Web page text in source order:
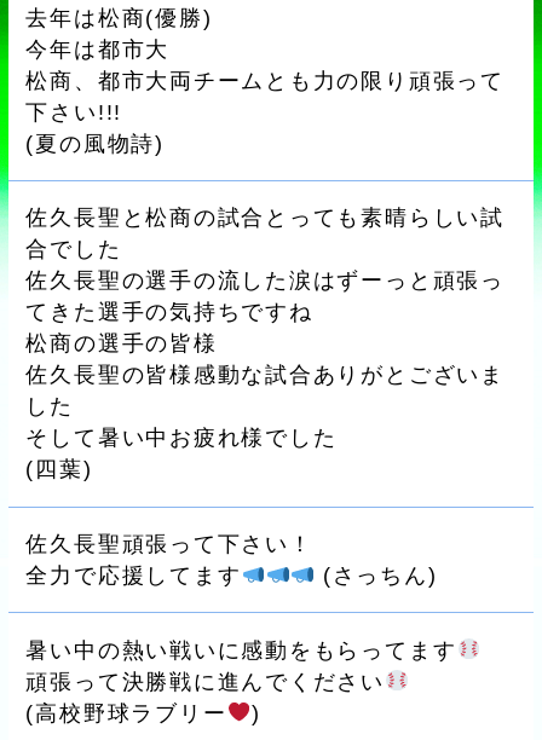
去年は松商(優勝)
今年は都市大
松商、都市大両チームとも力の限り頑張って
下さい!!!
(夏の風物詩)
佐久長聖と松商の試合とっても素晴らしい試
合でした
佐久長聖の選手の流した涙はずーっと頑張っ
てきた選手の気持ちですね
松商の選手の皆様
佐久長聖の皆様感動な試合ありがとございま
した
そして暑い中お疲れ様でした
( 四葉)
佐久長聖頑張って下さい！
全力で応援してます
( さっちん)
暑い中の熱い戦いに感動をもらってます
頑張って決勝戦に進んでください
(高校野球ラブリー )